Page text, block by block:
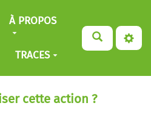
À PROPOS
TRACES
cette action ?